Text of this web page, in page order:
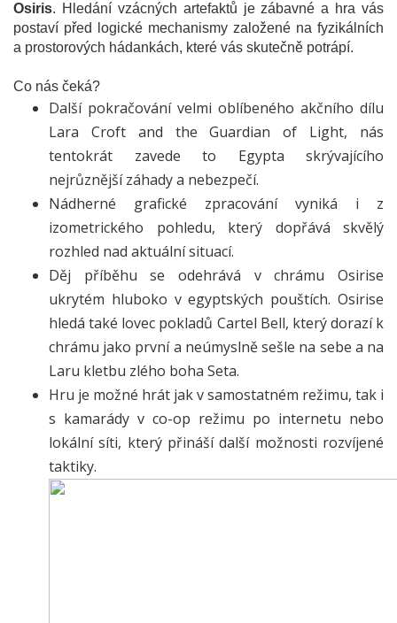
Osiris. Hledání vzácných artefaktů je zábavné a hra vás
postaví před logické mechanismy založené na fyzikálních
a prostorových hádankách, které vás skutečně potrápí.
Co nás čeká?
Další pokračování velmi oblíbeného akčního dílu
Lara Croft and the Guardian of Light, nás
tentokrát zavede to Egypta skrývajícího
nejrůznější záhady a nebezpečí.
Nádherné grafické zpracování vyniká i z
izometrického pohledu, který dopřává skvělý
rozhled nad aktuální situací.
Děj příběhu se odehrává v chrámu Osirise
ukrytém hluboko v egyptských pouštích. Osirise
hledá také lovec pokladů Cartel Bell, který dorazí k
chrámu jako první a neúmyslně sešle na sebe a na
Laru kletbu zlého boha Seta.
Hru je možné hrát jak v samostatném režimu, tak i
s kamarády v co-op režimu po internetu nebo
lokální síti, který přináší další možnosti rozvíjené
taktiky.